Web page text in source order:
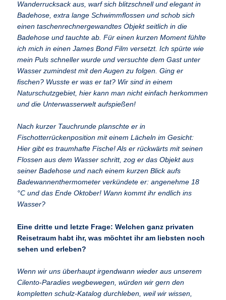
Wanderrucksack aus, warf sich blitzschnell und elegant in
Badehose, extra lange Schwimmflossen und schob sich
einen taschenrechnergewandtes Objekt seitlich in die
Badehose und tauchte ab. Für einen kurzen Moment fühlte
ich mich in einen James Bond Film versetzt. Ich spürte wie
mein Puls schneller wurde und versuchte dem Gast unter
Wasser zumindest mit den Augen zu folgen. Ging er
fischen? Wusste er was er tat? Wir sind in einem
Naturschutzgebiet, hier kann man nicht einfach herkommen
und die Unterwasserwelt aufspießen!
Nach kurzer Tauchrunde planschte er in
Fischotterrückenposition mit einem Lächeln im Gesicht:
Hier gibt es traumhafte Fische! Als er rückwärts mit seinen
Flossen aus dem Wasser schritt, zog er das Objekt aus
seiner Badehose und nach einem kurzen Blick aufs
Badewannenthermometer verkündete er: angenehme 18
°C und das Ende Oktober! Wann kommt ihr endlich ins
Wasser?
Eine dritte und letzte Frage: Welchen ganz privaten
Reisetraum habt ihr, was möchtet ihr am liebsten noch
sehen und erleben?
Wenn wir uns überhaupt irgendwann wieder aus unserem
Cilento-Paradies wegbewegen, würden wir gern den
kompletten schulz-Katalog durchleben, weil wir wissen,